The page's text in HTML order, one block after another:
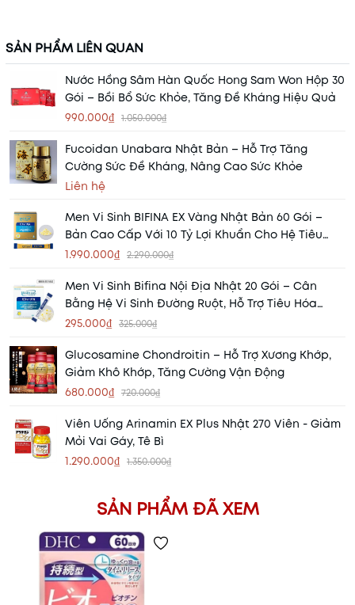
SẢN PHẨM LIÊN QUAN
Nước Hồng Sâm Hàn Quốc Hong Sam Won Hộp 30
Gói – Bồi Bổ Sức Khỏe, Tăng Đề Kháng Hiệu Quả
990.000₫ 1.050.000₫
Fucoidan Unabara Nhật Bản – Hỗ Trợ Tăng
Cường Sức Đề Kháng, Nâng Cao Sức Khỏe
Liên hệ
Men Vi Sinh BIFINA EX Vàng Nhật Bản 60 Gói –
Bản Cao Cấp Với 10 Tỷ Lợi Khuẩn Cho Hệ Tiêu
Hóa Khỏe Mạnh
1.990.000₫ 2.290.000₫
Men Vi Sinh Bifina Nội Địa Nhật 20 Gói – Cân
Bằng Hệ Vi Sinh Đường Ruột, Hỗ Trợ Tiêu Hóa
Khỏe Mạnh
295.000₫ 325.000₫
Glucosamine Chondroitin – Hỗ Trợ Xương Khớp,
Giảm Khô Khớp, Tăng Cường Vận Động
680.000₫ 720.000₫
Viên Uống Arinamin EX Plus Nhật 270 Viên - Giảm
Mỏi Vai Gáy, Tê Bì
1.290.000₫ 1.350.000₫
SẢN PHẨM ĐÃ XEM